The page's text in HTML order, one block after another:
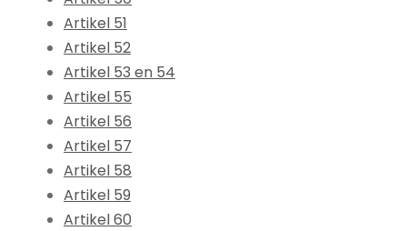
Artikel 51
Artikel 52
Artikel 53 en 54
Artikel 55
Artikel 56
Artikel 57
Artikel 58
Artikel 59
Artikel 60